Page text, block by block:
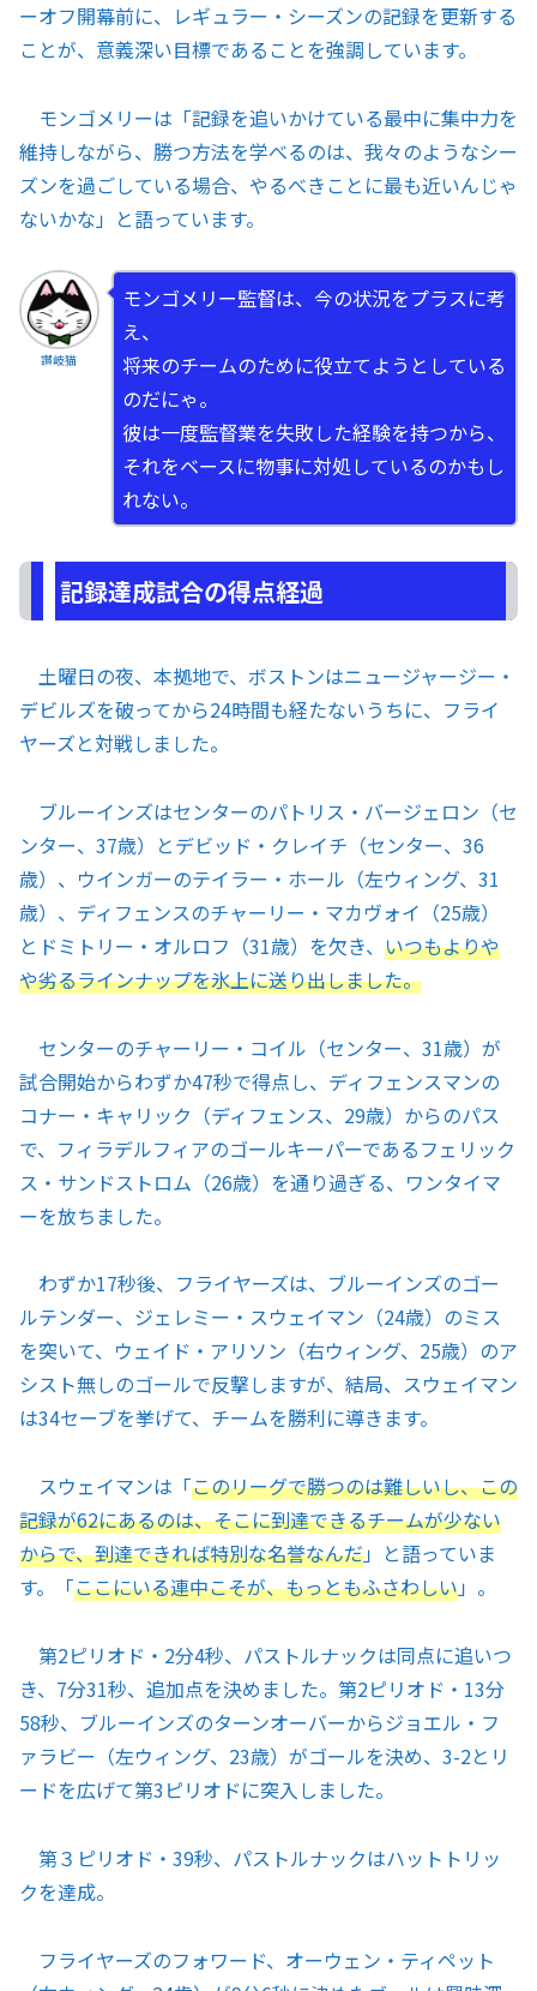
ーオフ開幕前に、レギュラー・シーズンの記録を更新する
ことが、意義深い目標であることを強調しています。
モンゴメリーは「記録を追いかけている最中に集中力を
維持しながら、勝つ方法を学べるのは、我々のようなシー
ズンを過ごしている場合、やるべきことに最も近いんじゃ
ないかな」と語っています。
讃岐猫
モンゴメリー監督は、今の状況をプラスに考
え、
将来のチームのために役立てようとしている
のだにゃ。
彼は一度監督業を失敗した経験を持つから、
それをベースに物事に対処しているのかもし
れない。
記録達成試合の得点経過
土曜日の夜、本拠地で、ボストンはニュージャージー・
デビルズを破ってから24時間も経たないうちに、フライ
ヤーズと対戦しました。
ブルーインズはセンターのパトリス・バージェロン（セ
ンター、37歳）とデビッド・クレイチ（センター、36
歳）、ウインガーのテイラー・ホール（左ウィング、31
歳）、ディフェンスのチャーリー・マカヴォイ（25歳）
とドミトリー・オルロフ（31歳）を欠き、 いつもよりや
や劣るラインナップを氷上に送り出しました。
センターのチャーリー・コイル（センター、31歳）が
試合開始からわずか47秒で得点し、ディフェンスマンの
コナー・キャリック（ディフェンス、29歳）からのパス
で、フィラデルフィアのゴールキーパーであるフェリック
ス・サンドストロム（26歳）を通り過ぎる、ワンタイマ
ーを放ちました。
わずか17秒後、フライヤーズは、ブルーインズのゴー
ルテンダー、ジェレミー・スウェイマン（24歳）のミス
を突いて、ウェイド・アリソン（右ウィング、25歳）のア
シスト無しのゴールで反撃しますが、結局、スウェイマン
は34セーブを挙げて、チームを勝利に導きます。
スウェイマンは「このリーグで勝つのは難しいし、この
記録が62にあるのは、そこに到達できるチームが少ない
からで、到達できれば特別な名誉なんだ」と語っていま
す。「ここにいる連中こそが、もっともふさわしい」。
第2ピリオド・2分4秒、パストルナックは同点に追いつ
き、7分31秒、追加点を決めました。第2ピリオド・13分
58秒、ブルーインズのターンオーバーからジョエル・フ
ァラビー（左ウィング、23歳）がゴールを決め、3-2とリ
ードを広げて第3ピリオドに突入しました。
第３ピリオド・39秒、パストルナックはハットトリッ
クを達成。
フライヤーズのフォワード、オーウェン・ティペット